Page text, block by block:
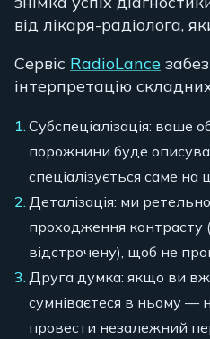
від лікаря-радіолога,
Сервіс RadioLance
інтерпретацію
Субспеціалізація: ваше
порожнини буде
спеціалізується саме на
Деталізація: ми
проходження контрасту
відстрочену), щоб не
Друга думка: якщо ви
сумніваєтеся в ньому —
провести незалежний